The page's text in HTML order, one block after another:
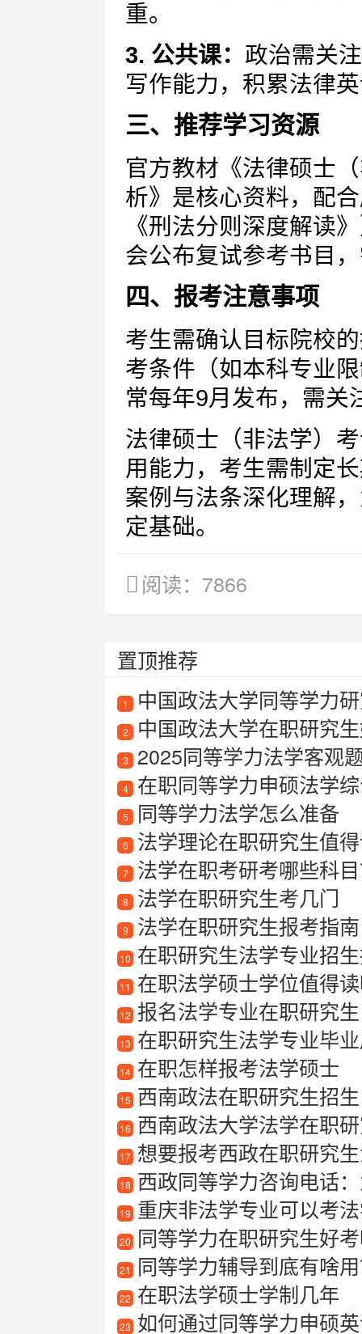
重。
3. 公共课： 政治需关
写作能力，积累法律
三、推荐学习资源
官方教材《法律硕士
析》是核心资料，配
《刑法分则深度解读
会公布复试参考书目
四、报考注意事项
考生需确认目标院校
考条件（如本科专业
常每年9月发布，需关
法律硕士（非法学）
用能力，考生需制定
案例与法条深化理解
定基础。
阅读：7866
置顶推荐
1 中国政法大学同等学力
2 中国政法大学在职研究
3 2025同等学力法学客观
4 在职同等学力申硕法学
5 同等学力法学怎么准备
6 法学理论在职研究生值得
7 法学在职考研考哪些科
8 法学在职研究生考几门
9 法学在职研究生报考指南
10 在职研究生法学专业招生指
11 在职法学硕士学位值得读
12 报名法学专业在职研究生
13 在职研究生法学专业毕业
14 在职怎样报考法学硕士
15 西南政法在职研究生招生
16 西南政法大学法学在职
17 想要报考西政在职研究
18 西政同等学力咨询电话
19 重庆非法学专业可以考
20 同等学力在职研究生好
21 同等学力辅导到底有啥
22 在职法学硕士学制几年
23 如何通过同等学力申硕